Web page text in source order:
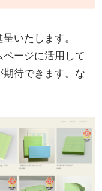
いたします。
ージに活用して
待できます。な